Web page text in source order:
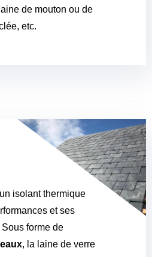
de mouton ou de
etc.
isolant thermique
et ses
forme de
, la laine de verre